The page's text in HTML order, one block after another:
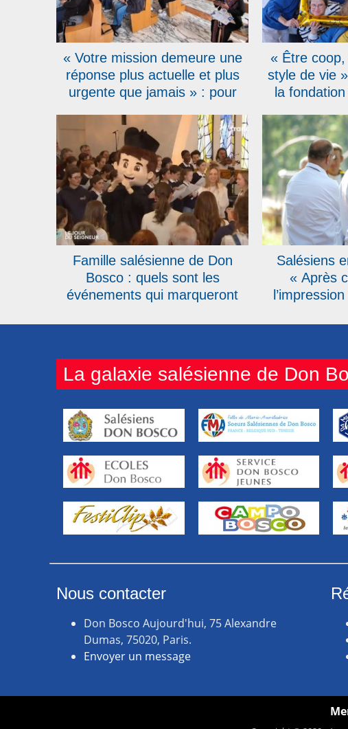
« Votre mission demeure une
réponse plus actuelle et plus
urgente que jamais » : pour
Coopérateurs réunis à Rome
« Être coop,
style de vie
la
fêtés
Famille salésienne de Don
Bosco : quels sont les
événements qui marqueront
Salésiens
« Après
La galaxie salésienne de Don
Nous contacter
Don Bosco Aujourd'hui, 75 Alexandre
Dumas, 75020, Paris.
Envoyer un message